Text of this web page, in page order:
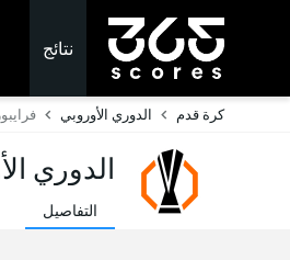
نتائج
كرة قدم الدوري الأوروبي
الدوري
التفاصيل